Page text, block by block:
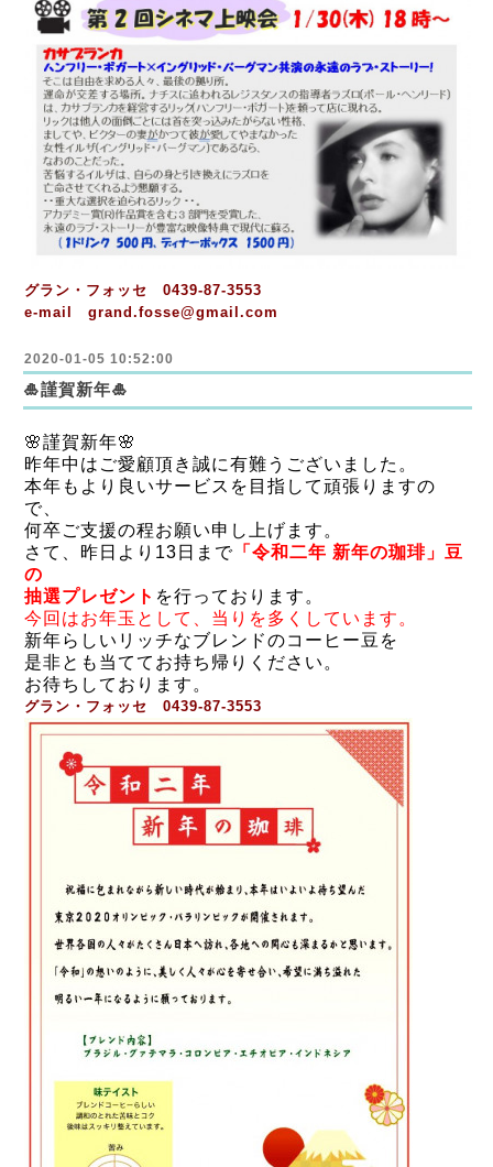
グラン・フォッセ 0439-87-3553
e-mail grand.fosse@gmail.com
2020-01-05 10:52:00
🎍謹賀新年🎍
🌸謹賀新年🌸
昨年中はご愛顧頂き誠に有難うございました。
本年もより良いサービスを目指して頑張りますの
で、
何卒ご支援の程お願い申し上げます。
さて、昨日より13日まで 「令和二年 新年の珈琲」豆
の
抽選プレゼント を行っております。
今回はお年玉として、当りを多くしています。
新年らしいリッチなブレンドのコーヒー豆を
是非とも当ててお持ち帰りください。
お待ちしております。
グラン・フォッセ 0439-87-3553